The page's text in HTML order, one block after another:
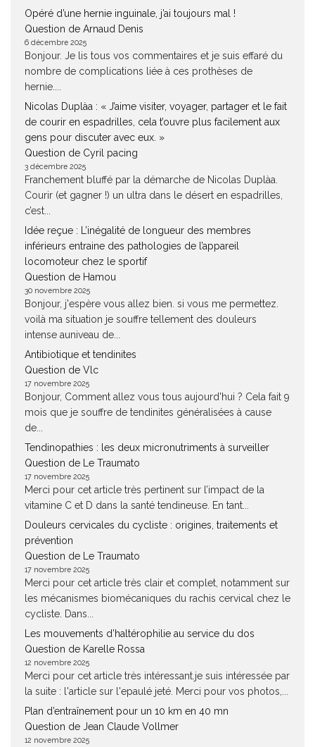
Opéré d’une hernie inguinale, j’ai toujours mal !
Question de Arnaud Denis
6 décembre 2025
Bonjour. Je lis tous vos commentaires et je suis effaré du
nombre de complications liée à ces prothèses de
hernie....
Nicolas Duplàa : « J’aime visiter, voyager, partager et le fait
de courir en espadrilles, cela t’ouvre plus facilement aux
gens pour discuter avec eux. »
Question de Cyril pacing
3 décembre 2025
Franchement bluffé par la démarche de Nicolas Duplàa.
Courir (et gagner !) un ultra dans le désert en espadrilles,
c’est...
Idée reçue : L’inégalité de longueur des membres
inférieurs entraine des pathologies de l’appareil
locomoteur chez le sportif
Question de Hamou
30 novembre 2025
Bonjour, j'espère vous allez bien. si vous me permettez.
voilà ma situation je souffre tellement des douleurs
intense auniveau de...
Antibiotique et tendinites
Question de Vlc
17 novembre 2025
Bonjour, Comment allez vous tous aujourd'hui ? Cela fait 9
mois que je souffre de tendinites généralisées à cause
de...
Tendinopathies : les deux micronutriments à surveiller
Question de Le Traumato
17 novembre 2025
Merci pour cet article très pertinent sur l’impact de la
vitamine C et D dans la santé tendineuse. En tant...
Douleurs cervicales du cycliste : origines, traitements et
prévention
Question de Le Traumato
17 novembre 2025
Merci pour cet article très clair et complet, notamment sur
les mécanismes biomécaniques du rachis cervical chez le
cycliste. Dans...
Les mouvements d’haltérophilie au service du dos
Question de Karelle Rossa
12 novembre 2025
Merci pour cet article très intéressant.je suis intéressée par
la suite : l'article sur l'epaulé jeté. Merci pour vos photos,...
Plan d’entraînement pour un 10 km en 40 mn
Question de Jean Claude Vollmer
12 novembre 2025